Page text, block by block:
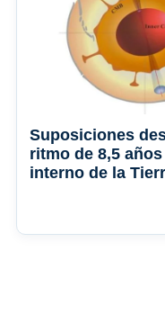
Suposiciones
ritmo de 8,5
interno de la